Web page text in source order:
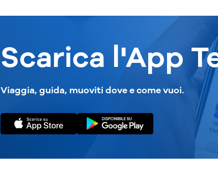
Scarica l'App
Viaggia, guida, muoviti dove e come vuoi.